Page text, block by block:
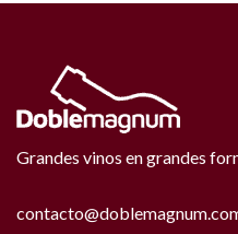
Grandes vinos en grandes